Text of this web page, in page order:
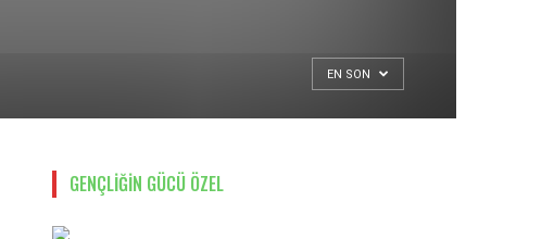
EN SON
GENÇLİĞİN GÜCÜ ÖZEL